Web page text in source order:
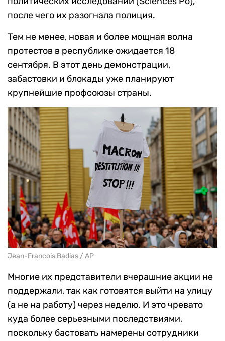
после чего их разогнала полиция.
Тем не менее, новая и более мощная волна
протестов в республике ожидается 18
сентября. В этот день демонстрации,
забастовки и блокады уже планируют
крупнейшие профсоюзы страны.
Jean-Francois Badias / AP
Многие их представители вчерашние акции не
поддержали, так как готовятся выйти на улицу
(а не на работу) через неделю. И это чревато
куда более серьезными последствиями,
поскольку бастовать намерены сотрудники